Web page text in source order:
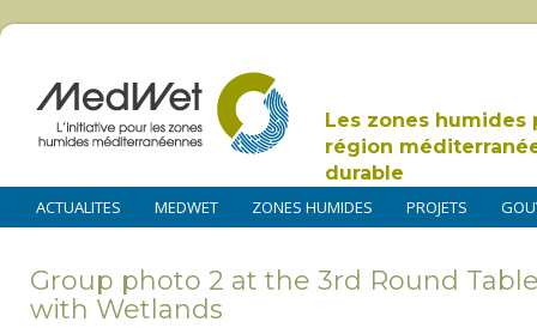
Les zones humides
région
durable
ACTUALITES MEDWET ZONES HUMIDES PROJETS
Group photo 2 at the 3rd Round
with Wetlands